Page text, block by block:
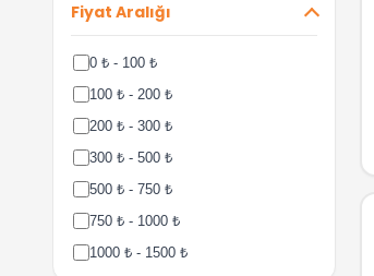
Fiyat Aralığı
0 ₺ - 100 ₺
100 ₺ - 200 ₺
200 ₺ - 300 ₺
300 ₺ - 500 ₺
500 ₺ - 750 ₺
750 ₺ - 1000 ₺
1000 ₺ - 1500 ₺